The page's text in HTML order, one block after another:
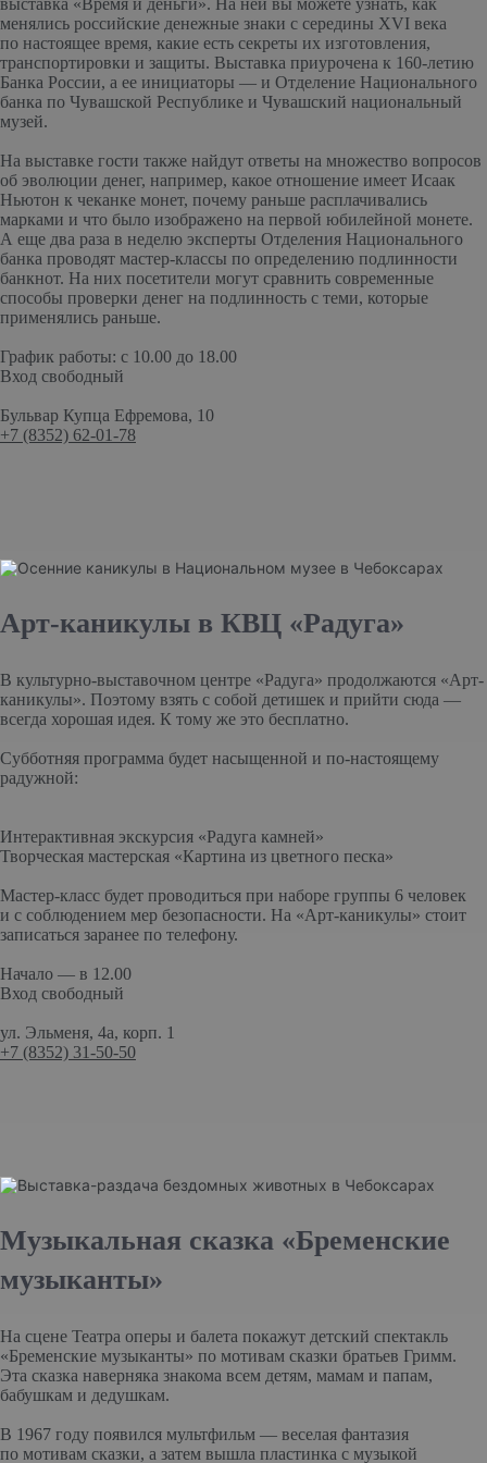
выставка «Время и деньги». На ней вы можете узнать, как
менялись российские денежные знаки с середины XVI века
по настоящее время, какие есть секреты их изготовления,
транспортировки и защиты. Выставка приурочена к 160-летию
Банка России, а ее инициаторы — и Отделение Национального
банка по Чувашской Республике и Чувашский национальный
музей.
На выставке гости также найдут ответы на множество вопросов
об эволюции денег, например, какое отношение имеет Исаак
Ньютон к чеканке монет, почему раньше расплачивались
марками и что было изображено на первой юбилейной монете.
А еще два раза в неделю эксперты Отделения Национального
банка проводят мастер-классы по определению подлинности
банкнот. На них посетители могут сравнить современные
способы проверки денег на подлинность с теми, которые
применялись раньше.
График работы: с 10.00 до 18.00
Вход свободный
Бульвар Купца Ефремова, 10
+7 (8352) 62-01-78
Арт-каникулы в КВЦ «Радуга»
В культурно-выставочном центре «Радуга» продолжаются «Арт-
каникулы». Поэтому взять с собой детишек и прийти сюда —
всегда хорошая идея. К тому же это бесплатно.
Субботняя программа будет насыщенной и по-настоящему
радужной:
Интерактивная экскурсия «Радуга камней»
Творческая мастерская «Картина из цветного песка»
Мастер-класс будет проводиться при наборе группы 6 человек
и с соблюдением мер безопасности. На «Арт-каникулы» стоит
записаться заранее по телефону.
Начало — в 12.00
Вход свободный
ул. Эльменя, 4а, корп. 1
+7 (8352) 31-50-50
Музыкальная сказка «Бременские
музыканты»
На сцене Театра оперы и балета покажут детский спектакль
«Бременские музыканты» по мотивам сказки братьев Гримм.
Эта сказка наверняка знакома всем детям, мамам и папам,
бабушкам и дедушкам.
В 1967 году появился мультфильм — веселая фантазия
по мотивам сказки, а затем вышла пластинка с музыкой